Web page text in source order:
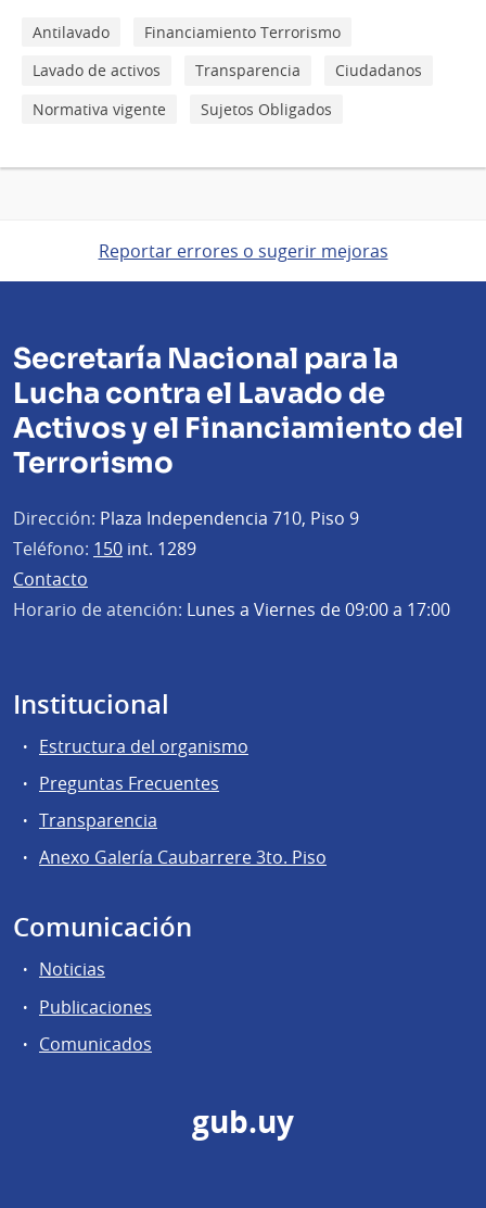
Antilavado
Financiamiento Terrorismo
Lavado de activos
Transparencia
Ciudadanos
Normativa vigente
Sujetos Obligados
Reportar errores o sugerir mejoras
Secretaría Nacional para la
Lucha contra el Lavado de
Activos y el Financiamiento del
Terrorismo
Dirección: Plaza Independencia 710, Piso 9
Teléfono: 150 int. 1289
Contacto
Horario de atención: Lunes a Viernes de 09:00 a 17:00
Institucional
Estructura del organismo
Preguntas Frecuentes
Transparencia
Anexo Galería Caubarrere 3to. Piso
Comunicación
Noticias
Publicaciones
Comunicados
gub.uy